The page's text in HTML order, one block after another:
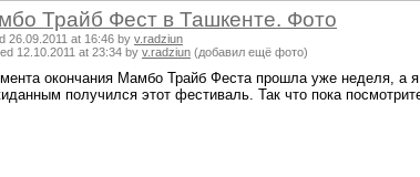
Трайб Фест в Ташкенте. Фото
26.09.2011 at 16:46 by v.radziun
12.10.2011 at 23:34 by v.radziun (добавил ещё фото)
окончания Мамбо Трайб Феста прошла уже неделя, а я
получился этот фестиваль. Так что пока